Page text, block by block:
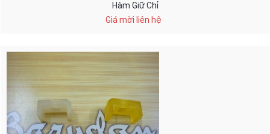
Hàm Giữ Chỉ
Giá mời liên hệ